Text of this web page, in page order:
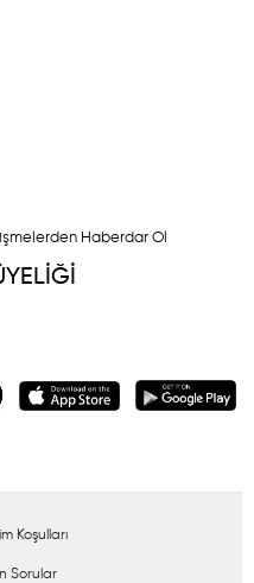
Haberdar Ol
Koşulları
Sorular